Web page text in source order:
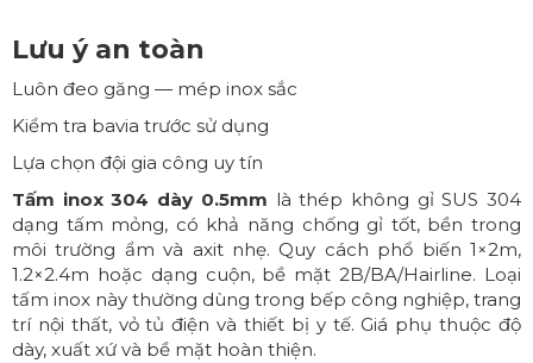
Lưu ý an toàn
Luôn đeo găng — mép inox sắc
Kiểm tra bavia trước sử dụng
Lựa chọn đội gia công uy tín
Tấm inox 304 dày 0.5mm là thép không gỉ SUS 304
dạng tấm mỏng, có khả năng chống gỉ tốt, bền trong
môi trường ẩm và axit nhẹ. Quy cách phổ biến 1×2m,
1.2×2.4m hoặc dạng cuộn, bề mặt 2B/BA/Hairline. Loại
tấm inox này thường dùng trong bếp công nghiệp, trang
trí nội thất, vỏ tủ điện và thiết bị y tế. Giá phụ thuộc độ
dày, xuất xứ và bề mặt hoàn thiện.